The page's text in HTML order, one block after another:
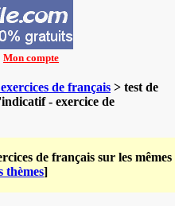
Mon compte
de français > test de
- exercice de
de français sur les mêmes
thèmes]